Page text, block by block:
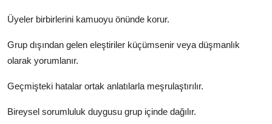
Üyeler birbirlerini kamuoyu önünde korur.
Grup dışından gelen eleştiriler küçümsenir veya düşmanlık
olarak yorumlanır.
Geçmişteki hatalar ortak anlatılarla meşrulaştırılır.
Bireysel sorumluluk duygusu grup içinde dağılır.